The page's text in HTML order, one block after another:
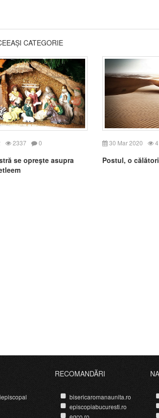
CATEGORIE
2337 0
se opreşte asupra
30 Mar 2020
Postul, o
RECOMANDĂRI
bisericaromanaunita.ro
episcopiabucuresti.ro
egco.ro